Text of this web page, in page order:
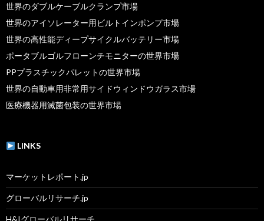
世界のダブルケーブルクランプ市場
世界のアイソレーター用ビルトインポンプ市場
世界の高性能ディープサイクルバッテリー市場
ポータブルゴルフローンチモニターの世界市場
PPプラスチックパレットの世界市場
世界の自動車用非常用サイドウィンドウガラス市場
医療機器用滅菌包装の世界市場
LINKS
マーケットレポート.jp
グローバルリサーチ.jp